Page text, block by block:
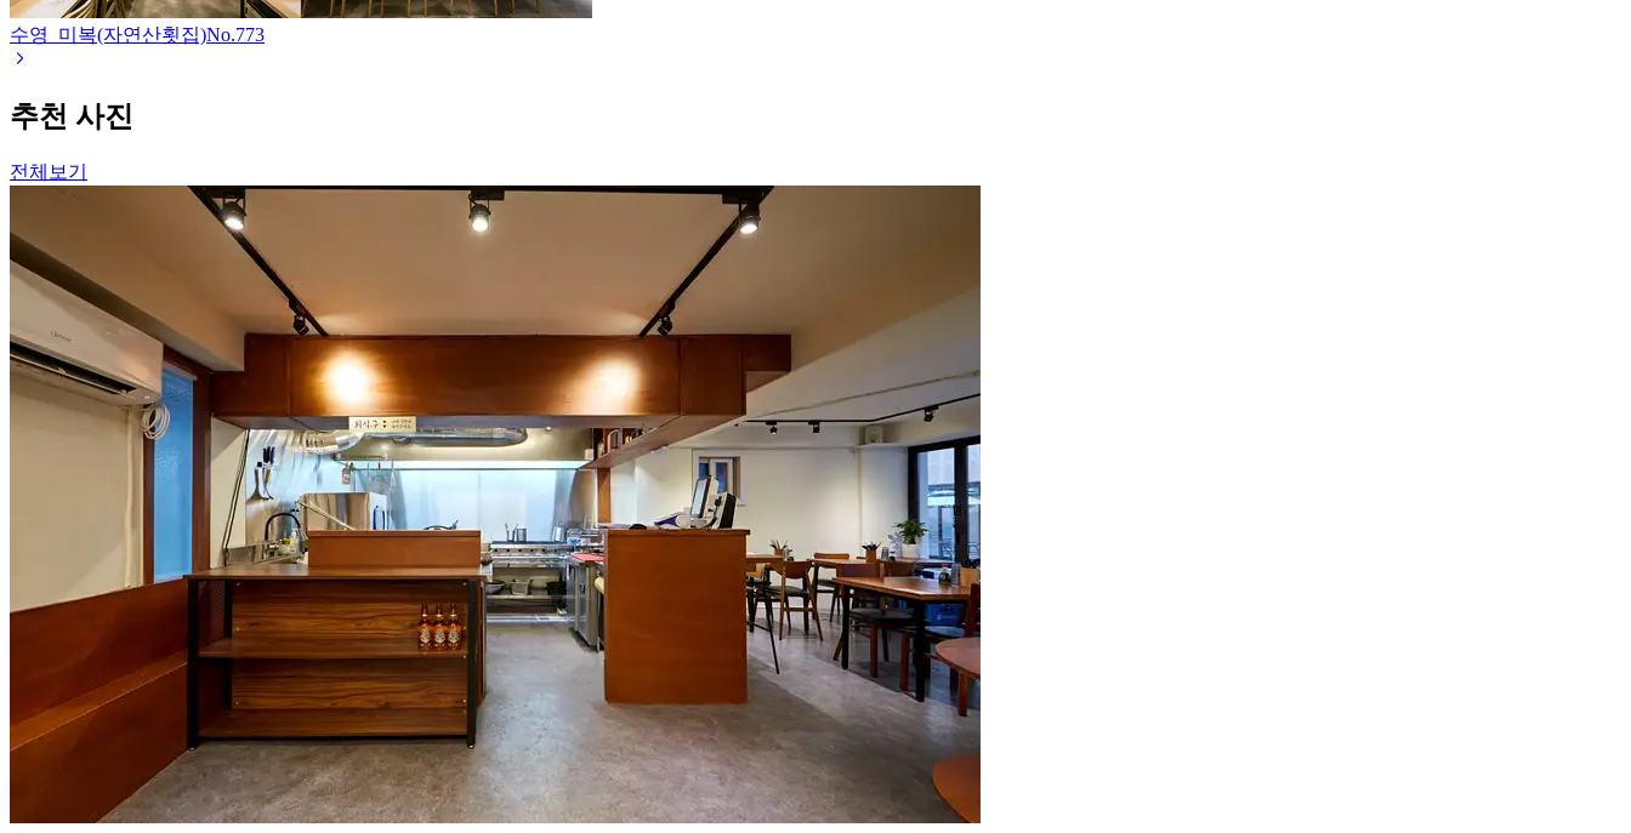
수영_미복(자연산횟집)No.773
추천 사진
전체보기